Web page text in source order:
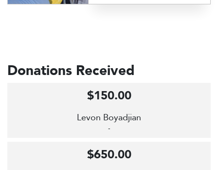
Donations Received
Levon Boyadjian
-
$150.00
$650.00